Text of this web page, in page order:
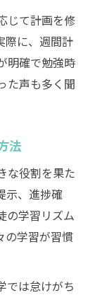
じて計画を修
際に、週間計
明確で勉強時
た声も多く聞
法
な役割を果た
示、進捗確
の学習リズム
の学習が習慣
では怠けがち